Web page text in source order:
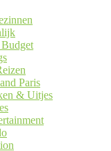
Paris
& Uitjes